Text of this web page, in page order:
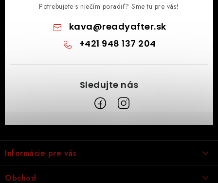
Potrebujete s niečím poradiť? Sme tu pre vás!
kava@readyafter.sk
+421 948 137 204
p
ä
Informácie pre vás
Obchodné podmienky
Obchod